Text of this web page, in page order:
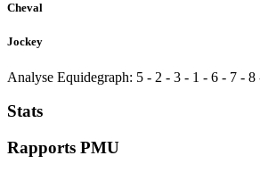
Cheval
Jockey
Analyse Equidegraph: 5 - 2 - 3 - 1 - 6 - 7 - 8
Stats
Rapports PMU